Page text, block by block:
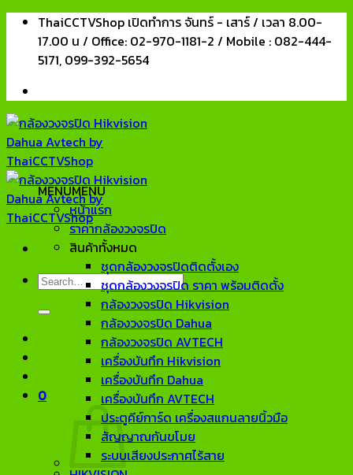
Skip
content
ThaiCCTVShop เปิดทำการ จันทร์ - เสาร์ / เวลา 8.00-
17.00 น / Office: 02-970-1181-2 / Mobile : 082-444-
5171, 099-392-5654
Search
0
MENUMENU
หน้าแรก
ราคากล้องวงจรปิด
สินค้าทั้งหมด
ชุดกล้องวงจรปิดติดตั้งเอง
ชุดกล้องวงจรปิด ราคา พร้อมติดตั้ง
กล้องวงจรปิด Hikvision
กล้องวงจรปิด Dahua
กล้องวงจรปิด AVTECH
เครื่องบันทึก Hikvision
เครื่องบันทึก Dahua
เครื่องบันทึก AVTECH
ประตูคีย์การ์ด เครื่องสแกนลายนิ้วมือ
สัญญาณกันขโมย
ระบบเสียงประกาศไร้สาย